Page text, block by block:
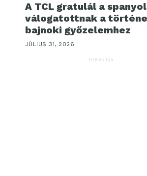
A TCL gratulál a spanyol
válogatottnak a
bajnoki győzelemhez
JÚLIUS 31, 2026
HIRDETÉS